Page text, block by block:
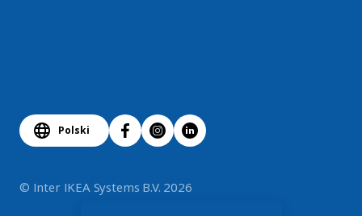
Polski
© Inter IKEA Systems B.V. 2026